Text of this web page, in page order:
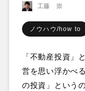
工藤 崇
ノウハウ/how to
「不動産投資」
営を思い浮かべ
の投資」という